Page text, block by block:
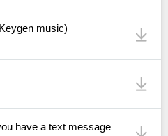
music)
have a text message